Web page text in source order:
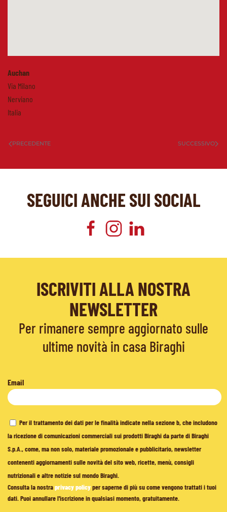
Auchan
Via Milano
Nerviano
Italia
PRECEDENTE SUCCESSIVO
SEGUICI ANCHE SUI SOCIAL
ISCRIVITI ALLA NOSTRA
NEWSLETTER
Per rimanere sempre aggiornato sulle
ultime novità in casa Biraghi
Email
Per il trattamento dei dati per le finalità indicate nella sezione b, che includono
la ricezione di comunicazioni commerciali sui prodotti Biraghi da parte di Biraghi
S.p.A., come, ma non solo, materiale promozionale e pubblicitario, newsletter
contenenti aggiornamenti sulle novità del sito web, ricette, menù, consigli
nutrizionali e altre notizie sul mondo Biraghi.
Consulta la nostraprivacy policyper saperne di più su come vengono trattati i tuoi
dati. Puoi annullare l'iscrizione in qualsiasi momento, gratuitamente.